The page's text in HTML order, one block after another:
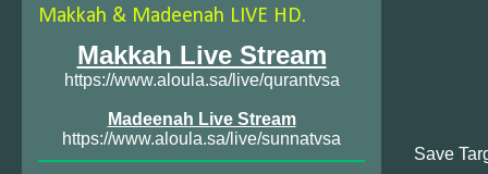
Save
Makkah & Madeenah LIVE HD.
Makkah Live Stream
https://www.aloula.sa/live/qurantvsa
Madeenah Live Stream
https://www.aloula.sa/live/sunnatvsa